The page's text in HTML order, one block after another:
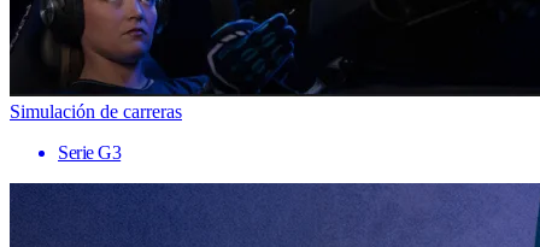
Simulación de carreras
Serie G3